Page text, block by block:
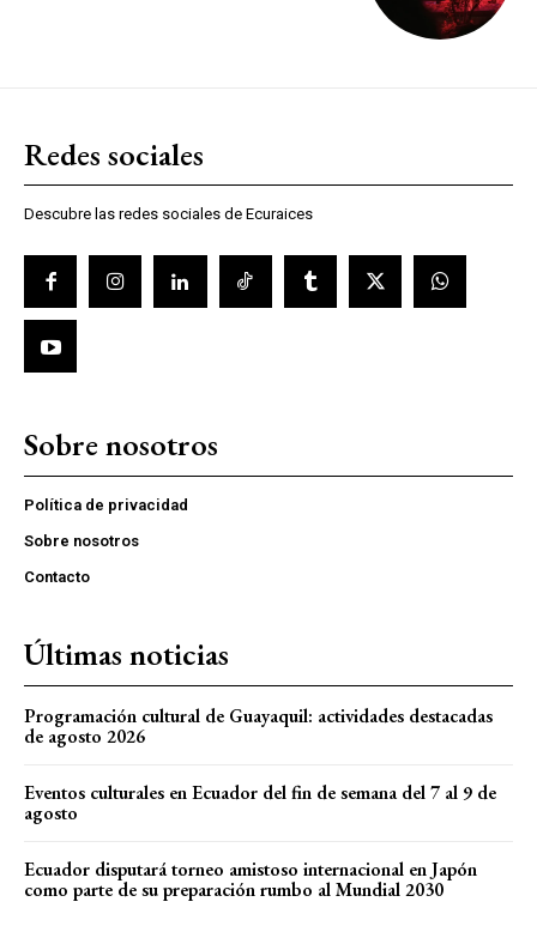
Redes sociales
Descubre las redes sociales de Ecuraices
Sobre nosotros
Política de privacidad
Sobre nosotros
Contacto
Últimas noticias
Programación cultural de Guayaquil: actividades destacadas
de agosto 2026
Eventos culturales en Ecuador del fin de semana del 7 al 9 de
agosto
Ecuador disputará torneo amistoso internacional en Japón
como parte de su preparación rumbo al Mundial 2030